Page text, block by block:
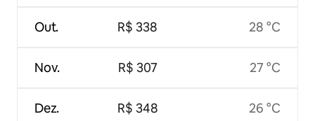
Out.
Nov.
Dez.
R$ 338
R$ 307
R$ 348
28 °C
27 °C
26 °C